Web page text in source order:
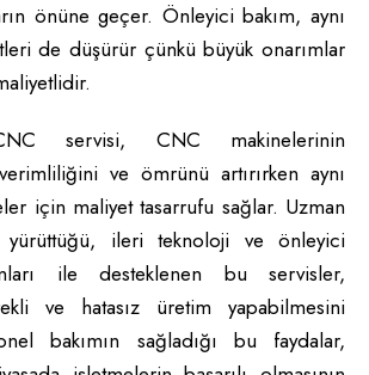
önüne geçer. Önleyici bakım, aynı
de düşürür çünkü büyük onarımlar
servisi, CNC makinelerinin
ve ömrünü artırırken aynı
için maliyet tasarrufu sağlar. Uzman
yürüttüğü, ileri teknoloji ve önleyici
ile desteklenen bu servisler,
ve hatasız üretim yapabilmesini
bakımın sağladığı bu faydalar,